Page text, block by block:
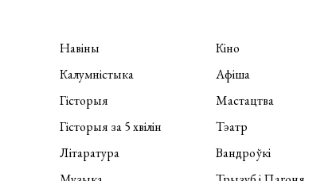
Навіны
Калумністыка
Гісторыя
Гісторыя за 5 хвілін
Літаратура
Кіно
Афіша
Мастацтва
Тэатр
Вандроўкі